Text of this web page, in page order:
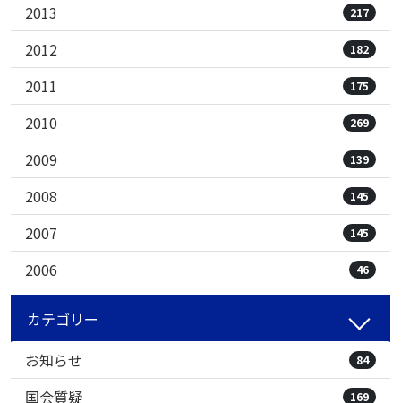
2013 217
2012 182
2011 175
2010 269
2009 139
2008 145
2007 145
2006 46
カテゴリー
お知らせ
84
国会質疑 169